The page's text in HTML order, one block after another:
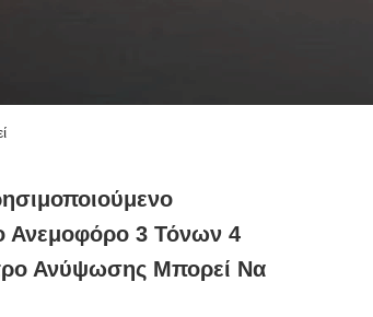
Ανεμοφόρο 3 Τόνων 4
Ανύψωσης Μπορεί Να